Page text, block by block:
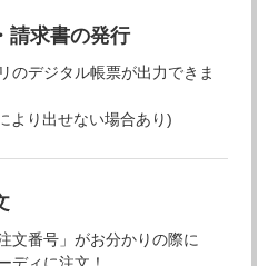
請求書の発行
のデジタル帳票が出力できま
より出せない場合あり)
文番号」がお分かりの際に